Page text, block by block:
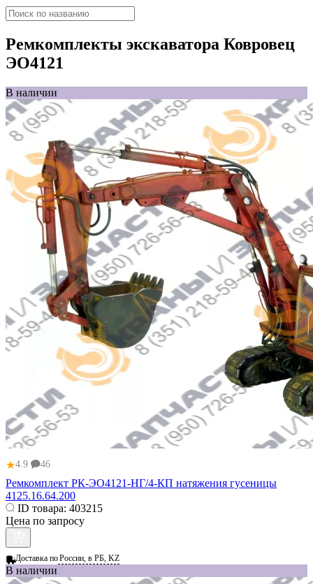
Ремкомплекты экскаватора Ковровец
ЭО4121
В наличии
★4.9 46
Ремкомплект РК-ЭО4121-НГ/4-КП натяжения гусеницы
4125.16.64.200
ID товара: 403215
Цена по запросу
Доставка поРоссии, в РБ, KZ
В наличии